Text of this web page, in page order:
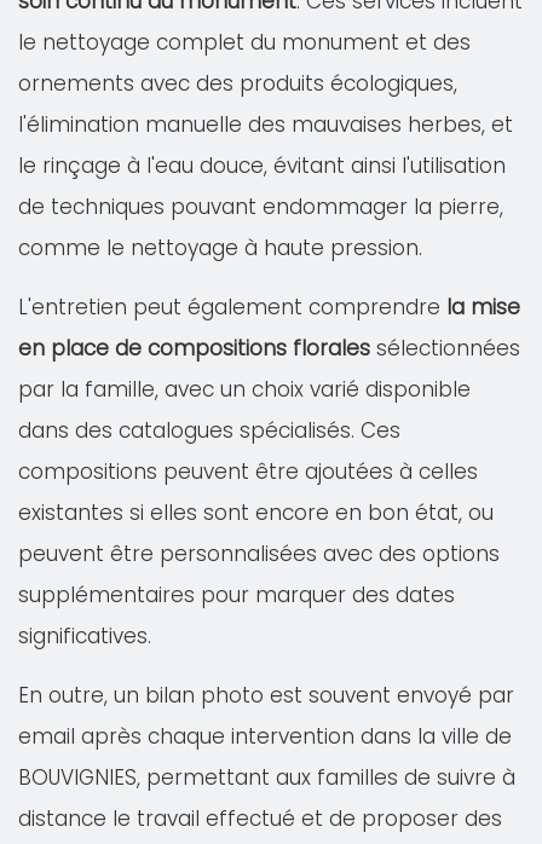
le nettoyage complet du monument et des
ornements avec des produits écologiques,
l'élimination manuelle des mauvaises herbes, et
le rinçage à l'eau douce, évitant ainsi l'utilisation
de techniques pouvant endommager la pierre,
comme le nettoyage à haute pression.
L'entretien peut également comprendre la mise
en place de compositions florales sélectionnées
par la famille, avec un choix varié disponible
dans des catalogues spécialisés. Ces
compositions peuvent être ajoutées à celles
existantes si elles sont encore en bon état, ou
peuvent être personnalisées avec des options
supplémentaires pour marquer des dates
significatives.
En outre, un bilan photo est souvent envoyé par
email après chaque intervention dans la ville de
BOUVIGNIES, permettant aux familles de suivre à
distance le travail effectué et de proposer des